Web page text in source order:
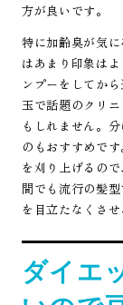
方が良いです。
特に加齢臭が気
はあまり印象は
ンプーをしてか
玉で話題のクリ
もしれません。
のもおすすめで
を刈り上げるの
間でも流行の髪
を目立たなくさ
ダイエ